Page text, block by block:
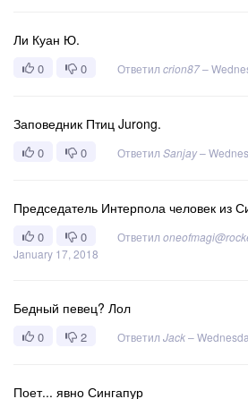
Ли Куан Ю.
0 0 Ответил crion87–
Заповедник Птиц Jurong.
0 0 Ответил Sanjay–
Председатель Интерпола человек из
0 0 Ответил
January 17, 2018
Бедный певец? Лол
0 2 Ответил Jack–
Поет... явно Сингапур